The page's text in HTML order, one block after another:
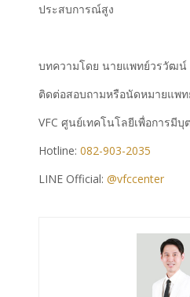
ประสบการณ์สูง
บทความโดย นายแพทย์วรวัฒ
ติดต่อสอบถามหรือนัดหมายแพ
VFC ศูนย์เทคโนโลยีเพื่อการมีบุ
Hotline: 082-903-2035
LINE Official: @vfccenter